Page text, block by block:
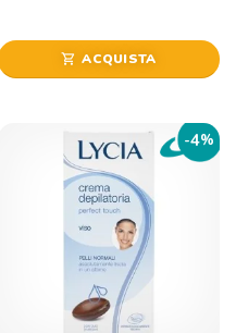
shopping_cart ACQUISTA
-4%